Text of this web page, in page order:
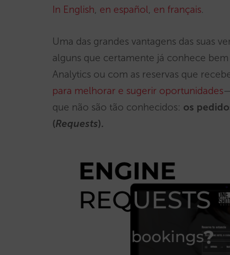
In English, en español, en français.
Uma das grandes vantagens das suas
alguns que certamente já conhece
Analytics ou com as reservas que
para melhorar e sugerir oportunidades
que não são tão conhecidos: os
(Requests).